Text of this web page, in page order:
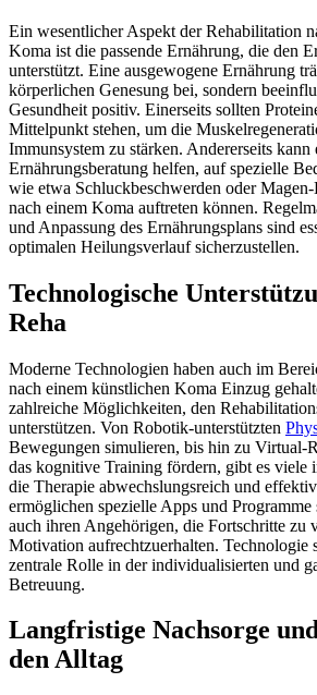
Ein wesentlicher Aspekt der Rehabilitation
Koma ist die passende Ernährung, die den
unterstützt. Eine ausgewogene Ernährung
körperlichen Genesung bei, sondern
Gesundheit positiv. Einerseits sollten
Mittelpunkt stehen, um die
Immunsystem zu stärken. Andererseits
Ernährungsberatung helfen, auf spezielle
wie etwa Schluckbeschwerden oder
nach einem Koma auftreten können.
und Anpassung des Ernährungsplans sind
optimalen Heilungsverlauf sicherzustellen.
Technologische
Reha
Moderne Technologien haben auch im
nach einem künstlichen Koma Einzug
zahlreiche Möglichkeiten, den
unterstützen. Von Robotik-unterstützten
Bewegungen simulieren, bis hin zu Virtual-
das kognitive Training fördern, gibt es viele
die Therapie abwechslungsreich und
ermöglichen spezielle Apps und
auch ihren Angehörigen, die Fortschritte zu
Motivation aufrechtzuerhalten. Technologie
zentrale Rolle in der individualisierten und
Betreuung.
Langfristige Nachsorge
den Alltag